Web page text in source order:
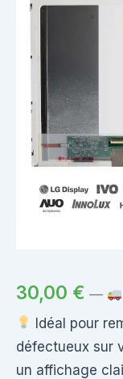
30,00 € —
Idéal pour
défectueux sur
un affichage